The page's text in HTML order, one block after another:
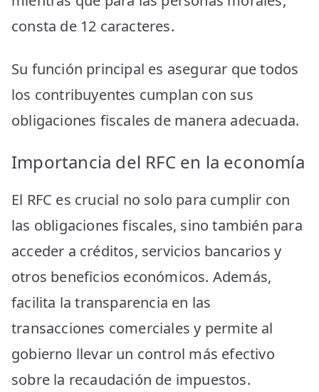
consta de 12 caracteres.
Su función principal es asegurar que todos
los contribuyentes cumplan con sus
obligaciones fiscales de manera adecuada.
Importancia del RFC en la economía
El RFC es crucial no solo para cumplir con
las obligaciones fiscales, sino también para
acceder a créditos, servicios bancarios y
otros beneficios económicos. Además,
facilita la transparencia en las
transacciones comerciales y permite al
gobierno llevar un control más efectivo
sobre la recaudación de impuestos.